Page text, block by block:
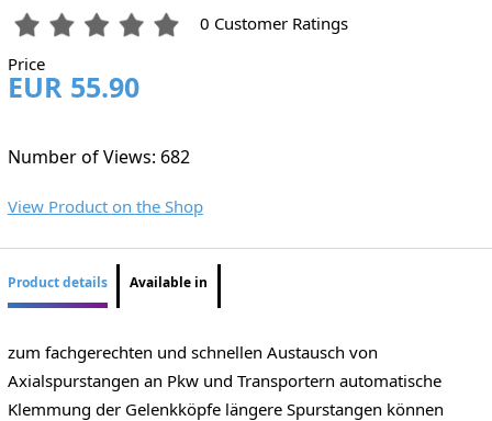
0 Customer Ratings
Price
EUR 55.90
Number of Views: 682
View Product on the Shop
Product details Available in
zum fachgerechten und schnellen Austausch von
Axialspurstangen an Pkw und Transportern automatische
Klemmung der Gelenkköpfe längere Spurstangen können